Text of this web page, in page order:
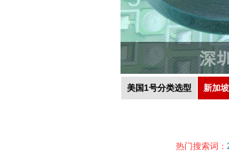
美国1号分类选型 新加
热门搜索词：